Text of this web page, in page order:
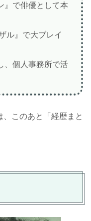
』で俳優として本
ル』で大ブレイ
、個人事務所で活
このあと「経歴まと